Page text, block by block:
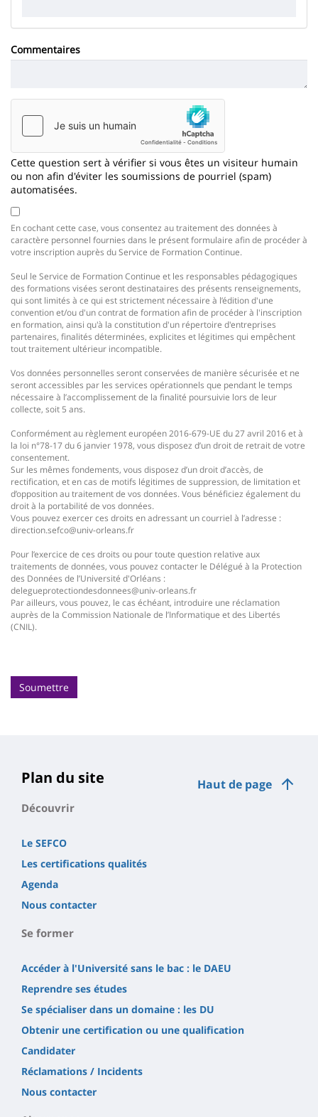
Commentaires
Cette question sert à vérifier si vous êtes un visiteur humain
ou non afin d'éviter les soumissions de pourriel (spam)
automatisées.
En cochant cette case, vous consentez au traitement des données à
caractère personnel fournies dans le présent formulaire afin de procéder à
votre inscription auprès du Service de Formation Continue.
Seul le Service de Formation Continue et les responsables pédagogiques
des formations visées seront destinataires des présents renseignements,
qui sont limités à ce qui est strictement nécessaire à l’édition d'une
convention et/ou d'un contrat de formation afin de procéder à l'inscription
en formation, ainsi qu'à la constitution d'un répertoire d'entreprises
partenaires, finalités déterminées, explicites et légitimes qui empêchent
tout traitement ultérieur incompatible.
Vos données personnelles seront conservées de manière sécurisée et ne
seront accessibles par les services opérationnels que pendant le temps
nécessaire à l’accomplissement de la finalité poursuivie lors de leur
collecte, soit 5 ans.
Conformément au règlement européen 2016-679-UE du 27 avril 2016 et à
la loi n°78-17 du 6 janvier 1978, vous disposez d’un droit de retrait de votre
consentement.
Sur les mêmes fondements, vous disposez d’un droit d’accès, de
rectification, et en cas de motifs légitimes de suppression, de limitation et
d’opposition au traitement de vos données. Vous bénéficiez également du
droit à la portabilité de vos données.
Vous pouvez exercer ces droits en adressant un courriel à l’adresse :
direction.sefco@univ-orleans.fr
Pour l’exercice de ces droits ou pour toute question relative aux
traitements de données, vous pouvez contacter le Délégué à la Protection
des Données de l’Université d'Orléans :
delegueprotectiondesdonnees@univ-orleans.fr
Par ailleurs, vous pouvez, le cas échéant, introduire une réclamation
auprès de la Commission Nationale de l’Informatique et des Libertés
(CNIL).
Soumettre
Haut de page
Plan du site
Découvrir
Le SEFCO
Les certifications qualités
Agenda
Nous contacter
Se former
Accéder à l'Université sans le bac : le DAEU
Reprendre ses études
Se spécialiser dans un domaine : les DU
Obtenir une certification ou une qualification
Candidater
Réclamations / Incidents
Nous contacter